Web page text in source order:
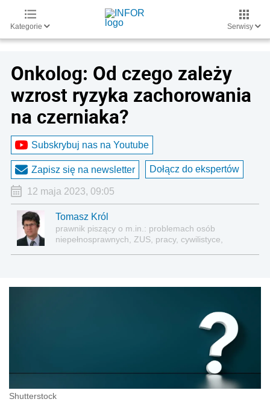
Kategorie Serwisy
Onkolog: Od czego zależy
wzrost ryzyka zachorowania
na czerniaka?
Subskrybuj nas na Youtube
Zapisz się na newsletter Dołącz do ekspertów
12 maja 2023, 09:05
Tomasz Król
prawnik piszący o m.in.: problemach osób
niepełnosprawnych, ZUS, pracy, cywilistyce,
Shutterstock